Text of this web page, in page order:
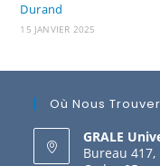
Durand
15 JANVIER 2025
Où Nous Trouver
GRALE
Bureau